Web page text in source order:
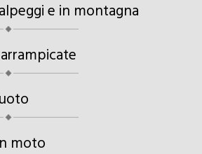
e in montagna
moto